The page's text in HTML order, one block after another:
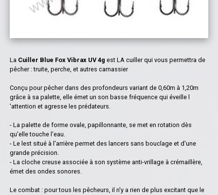
La Cuiller Blue Fox Vibrax UV 4g est LA cuiller qui vous permettra de
pêcher : truite, perche, et autres carnassier
Conçu pour pêcher dans des profondeurs variant de 0,60m à 1,20m
grâce à sa palette, elle émet un son basse fréquence qui éveille l
'attention et agresse les prédateurs.
- La palette de forme ovale, papillonnante, se met en rotation dès
qu'elle touche l'eau.
- Le lest situé à l'arrière permet des lancers sans bouclage et d'une
grande précision.
- La cloche creuse associée à son système anti-vrillage à crémaillère,
émet des ondes sonores.
Le combat : pour tous les pêcheurs, il n'y a rien de plus excitant que le